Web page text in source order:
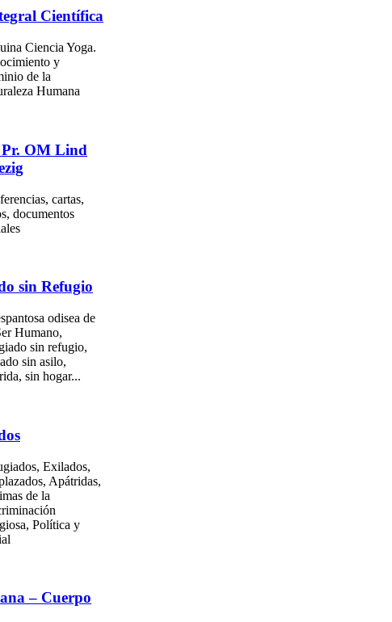
Científica
Ciencia Yoga.
y
de la
Humana
Pr. OM Lind
cartas,
documentos
sin Refugio
odisea de
Humano,
sin refugio,
sin asilo,
sin hogar...
Exilados,
Apátridas,
de la
Política y
– Cuerpo